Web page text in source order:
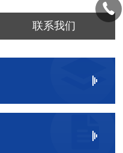
联系我们